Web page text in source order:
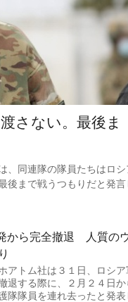
さない。最後ま
、同連隊の隊員たちはロシ
後まで戦うつもりだと発言
から完全撤退 人質の
アトム社は３１日、ロシア
退する際に、２月２４日か
隊隊員を連れ去ったと発表